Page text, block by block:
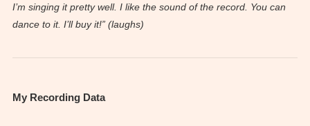
I’m singing it pretty well. I like the sound of the record. You can
dance to it. I’ll buy it!” (laughs)
My Recording Data